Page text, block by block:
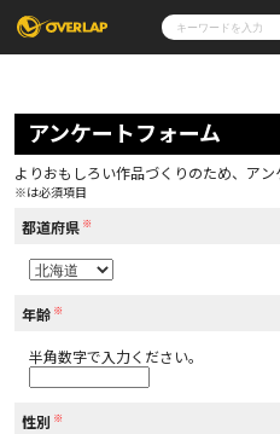
コミック
コミックガルド
コミッククリエ
LiQulle
ラブパルフェ
その他
コミックエッセイ
アクセス
オーバーラップホールディングス
アンケートフォーム
よりおもしろい作品づくりのため、アン
※は必須項目
都道府県 ※
年齢 ※
半角数字で入力ください。
性別 ※